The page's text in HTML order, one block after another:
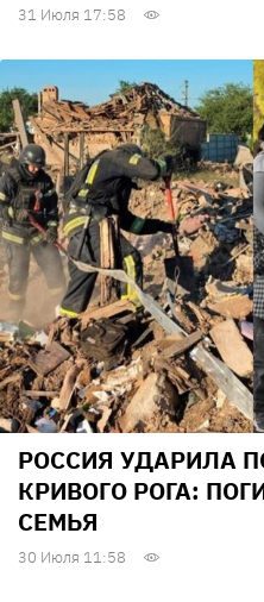
31 Июля 17:58
РОССИЯ УДАРИЛА
КРИВОГО РОГА:
СЕМЬЯ
30 Июля 11:58